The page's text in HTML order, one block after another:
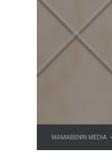
Skip to content
MAMABENIN MEDIA